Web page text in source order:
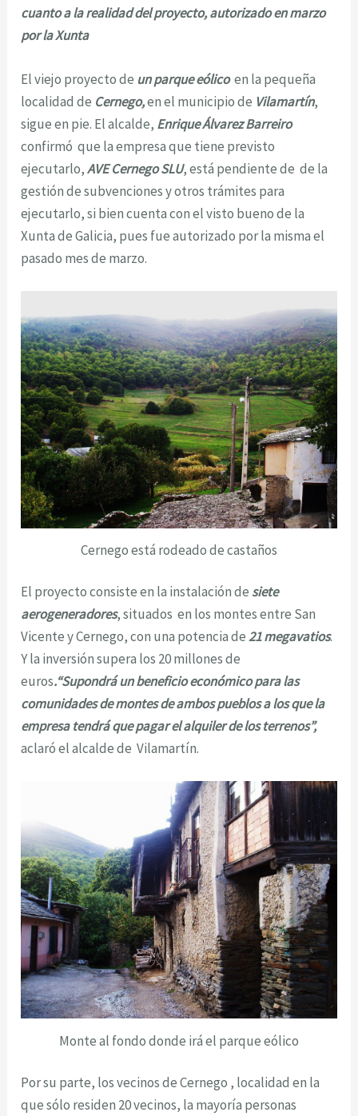
cuanto a la realidad del proyecto, autorizado en marzo
por la Xunta
El viejo proyecto de un parque eólicoen la pequeña
localidad de Cernego,en el municipio de Vilamartín,
sigue en pie. El alcalde, Enrique Álvarez Barreiro
confirmó que la empresa que tiene previsto
ejecutarlo,AVE Cernego SLU, está pendiente de de la
gestión de subvenciones y otros trámites para
ejecutarlo, si bien cuenta con el visto bueno de la
Xunta de Galicia, pues fue autorizado por la misma el
pasado mes de marzo.
Cernego está rodeado de castaños
El proyecto consiste en la instalación desiete
aerogeneradores, situados en los montes entre San
Vicente y Cernego, con una potencia de21 megavatios.
Y la inversión supera los 20 millones de
euros.“Supondrá un beneficio económico para las
comunidades de montes de ambos pueblos a los que la
empresa tendrá que pagar el alquiler de los terrenos”,
aclaró el alcalde de Vilamartín.
Monte al fondo donde irá el parque eólico
Por su parte, los vecinos de Cernego , localidad en la
que sólo residen 20 vecinos, la mayoría personas